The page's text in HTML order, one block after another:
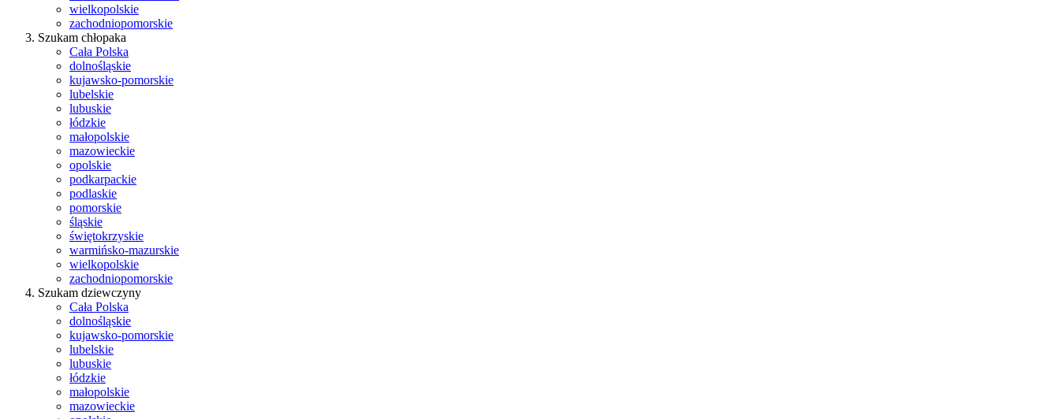
wielkopolskie
zachodniopomorskie
Szukam chłopaka
Cała Polska
dolnośląskie
kujawsko-pomorskie
lubelskie
lubuskie
łódzkie
małopolskie
mazowieckie
opolskie
podkarpackie
podlaskie
pomorskie
śląskie
świętokrzyskie
warmińsko-mazurskie
wielkopolskie
zachodniopomorskie
Szukam dziewczyny
Cała Polska
dolnośląskie
kujawsko-pomorskie
lubelskie
lubuskie
łódzkie
małopolskie
mazowieckie